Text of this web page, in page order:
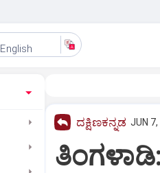
English
ದಕ್ಷಿಣಕನ್ನಡ JUN